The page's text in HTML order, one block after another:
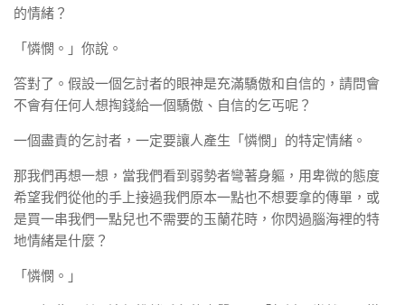
的情緒？
「憐憫。」你說。
答對了。假設一個乞討者的眼神是充滿驕傲和自信的，請問會
不會有任何人想掏錢給一個驕傲、自信的乞丐呢？
一個盡責的乞討者，一定要讓人產生「憐憫」的特定情緒。
那我們再想一想，當我們看到弱勢者彎著身軀，用卑微的態度
希望我們從他的手上接過我們原本一點也不想要拿的傳單，或
是買一串我們一點兒也不需要的玉蘭花時，你閃過腦海裡的特
地情緒是什麼？
「憐憫。」